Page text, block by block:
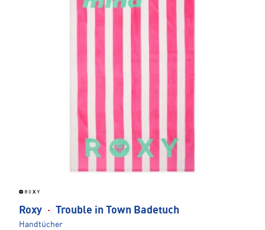
Roxy · Trouble in Town Badetuch
Handtücher